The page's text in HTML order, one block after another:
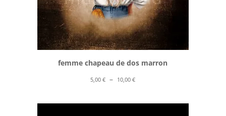
femme chapeau de dos marron
5,00€ – 10,00€Plage
prix :